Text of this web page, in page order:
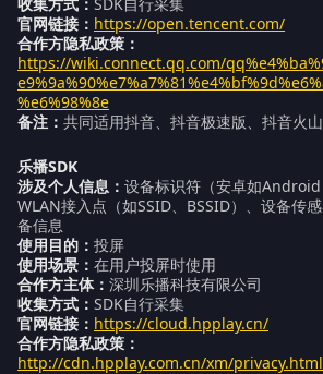
官网链接： https://open.tencent.com/
合作方隐私政策：
https://wiki.connect.qq.com/
%e6%98%8e
备注： 共同适用抖音、抖音极速版、抖音火
乐播SDK
涉及个人信息： 设备标识符（安卓如Android
WLAN接入点（如SSID、BSSID）、设备传
备信息
使用目的： 投屏
使用场景： 在用户投屏时使用
合作方主体： 深圳乐播科技有限公司
收集方式： SDK自行采集
官网链接： https://cloud.hpplay.cn/
合作方隐私政策：
http://cdn.hpplay.com.cn/xm/